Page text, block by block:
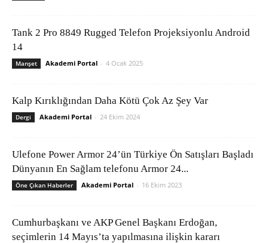
Tank 2 Pro 8849 Rugged Telefon Projeksiyonlu Android
14
Manşet Akademi Portal - 4 Ocak 2025
Kalp Kırıklığından Daha Kötü Çok Az Şey Var
Dergi Akademi Portal - 24 Ekim 2024
Ulefone Power Armor 24’ün Türkiye Ön Satışları Başladı
Dünyanın En Sağlam telefonu Armor 24...
Öne Çıkan Haberler Akademi Portal - 16 Ekim 2023
Cumhurbaşkanı ve AKP Genel Başkanı Erdoğan,
seçimlerin 14 Mayıs’ta yapılmasına ilişkin kararı